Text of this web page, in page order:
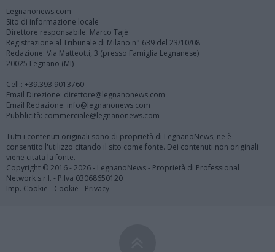
Legnanonews.com
Sito di informazione locale
Direttore responsabile: Marco Tajè
Registrazione al Tribunale di Milano n° 639 del 23/10/08
Redazione: Via Matteotti, 3 (presso Famiglia Legnanese)
20025 Legnano (MI)
Cell.: +39.393.9013760
Email Direzione: direttore@legnanonews.com
Email Redazione: info@legnanonews.com
Pubblicità: commerciale@legnanonews.com
Tutti i contenuti originali sono di proprietà di LegnanoNews, ne è
consentito l'utilizzo citando il sito come fonte. Dei contenuti non originali
viene citata la fonte.
Copyright © 2016 - 2026 - LegnanoNews - Proprietà di Professional
Network s.r.l. - P.Iva 03068650120
Imp. Cookie - Cookie - Privacy